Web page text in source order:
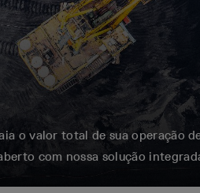
o valor total de sua operação
com nossa solução